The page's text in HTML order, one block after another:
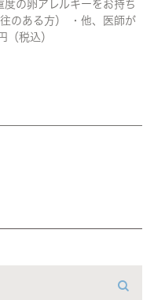
の卵アレルギーをお持ち
のある方） ・他、医師が
税込）